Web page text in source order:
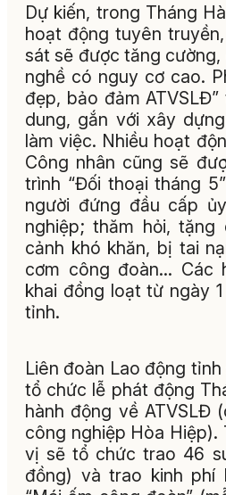
Dự kiến, trong Tháng
hoạt động tuyên
sát sẽ được tăng
nghề có nguy cơ cao.
đẹp, bảo đảm
dung, gắn với xây
làm việc. Nhiều hoạt
Công nhân cũng sẽ
trình “Đối thoại tháng
người đứng đầu cấp
nghiệp; thăm hỏi,
cảnh khó khăn, bị tai
cơm công đoàn… Các
khai đồng loạt từ ngày
tỉnh.
Liên đoàn Lao động
tổ chức lễ phát động
hành động về ATVSLĐ
công nghiệp Hòa
vị sẽ tổ chức trao 46
đồng) và trao kinh